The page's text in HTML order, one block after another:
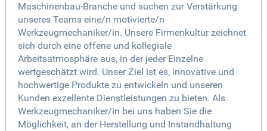
Maschinenbau-Branche und suchen zur Verstärkung
unseres Teams eine/n motivierte/n
Werkzeugmechaniker/in. Unsere Firmenkultur zeichnet
sich durch eine offene und kollegiale
Arbeitsatmosphäre aus, in der jeder Einzelne
wertgeschätzt wird. Unser Ziel ist es, innovative und
hochwertige Produkte zu entwickeln und unseren
Kunden exzellente Dienstleistungen zu bieten. Als
Werkzeugmechaniker/in bei uns haben Sie die
Möglichkeit, an der Herstellung und Instandhaltung